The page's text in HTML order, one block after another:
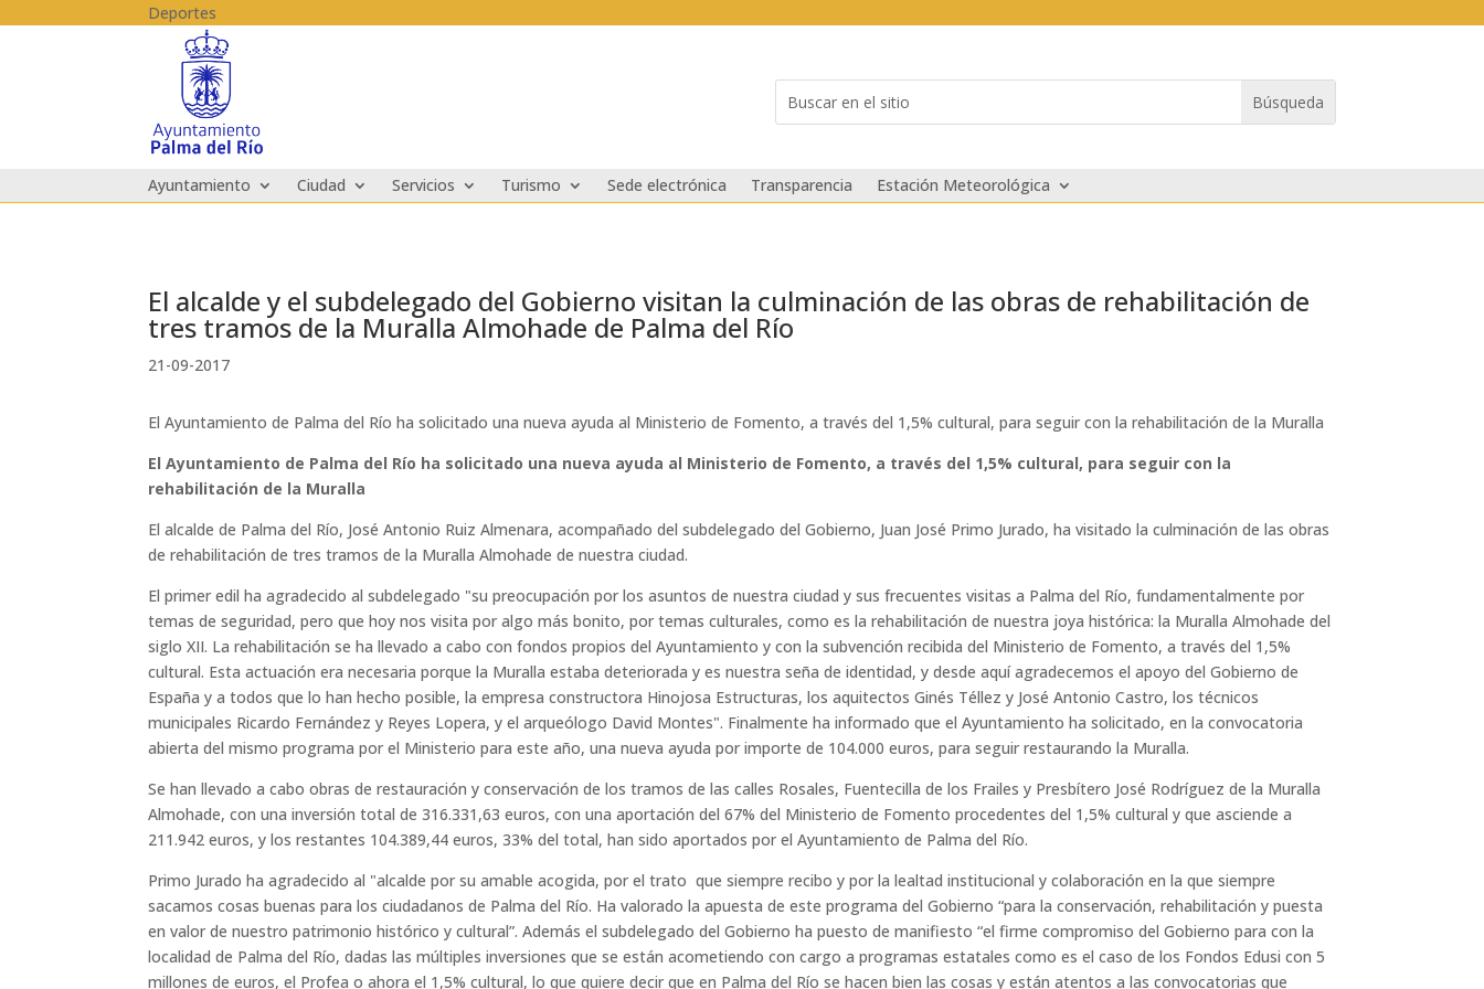
Deportes
for...
Ayuntamiento Ciudad Servicios Turismo Sede electrónica Transparencia Estación Meteorológica
El alcalde y el subdelegado del Gobierno visitan la culminación de las obras de rehabilitación de
tres tramos de la Muralla Almohade de Palma del Río
21-09-2017
El Ayuntamiento de Palma del Río ha solicitado una nueva ayuda al Ministerio de Fomento, a través del 1,5% cultural, para seguir con la rehabilitación de la Muralla
El Ayuntamiento de Palma del Río ha solicitado una nueva ayuda al Ministerio de Fomento, a través del 1,5% cultural, para seguir con la
rehabilitación de la Muralla
El alcalde de Palma del Río, José Antonio Ruiz Almenara, acompañado del subdelegado del Gobierno, Juan José Primo Jurado, ha visitado la culminación de las obras
de rehabilitación de tres tramos de la Muralla Almohade de nuestra ciudad.
El primer edil ha agradecido al subdelegado "su preocupación por los asuntos de nuestra ciudad y sus frecuentes visitas a Palma del Río, fundamentalmente por
temas de seguridad, pero que hoy nos visita por algo más bonito, por temas culturales, como es la rehabilitación de nuestra joya histórica: la Muralla Almohade del
siglo XII. La rehabilitación se ha llevado a cabo con fondos propios del Ayuntamiento y con la subvención recibida del Ministerio de Fomento, a través del 1,5%
cultural. Esta actuación era necesaria porque la Muralla estaba deteriorada y es nuestra seña de identidad, y desde aquí agradecemos el apoyo del Gobierno de
España y a todos que lo han hecho posible, la empresa constructora Hinojosa Estructuras, los aquitectos Ginés Téllez y José Antonio Castro, los técnicos
municipales Ricardo Fernández y Reyes Lopera, y el arqueólogo David Montes". Finalmente ha informado que el Ayuntamiento ha solicitado, en la convocatoria
abierta del mismo programa por el Ministerio para este año, una nueva ayuda por importe de 104.000 euros, para seguir restaurando la Muralla.
Se han llevado a cabo obras de restauración y conservación de los tramos de las calles Rosales, Fuentecilla de los Frailes y Presbítero José Rodríguez de la Muralla
Almohade, con una inversión total de 316.331,63 euros, con una aportación del 67% del Ministerio de Fomento procedentes del 1,5% cultural y que asciende a
211.942 euros, y los restantes 104.389,44 euros, 33% del total, han sido aportados por el Ayuntamiento de Palma del Río.
Primo Jurado ha agradecido al "alcalde por su amable acogida, por el trato que siempre recibo y por la lealtad institucional y colaboración en la que siempre
sacamos cosas buenas para los ciudadanos de Palma del Río. Ha valorado la apuesta de este programa del Gobierno “para la conservación, rehabilitación y puesta
en valor de nuestro patrimonio histórico y cultural”. Además el subdelegado del Gobierno ha puesto de manifiesto “el firme compromiso del Gobierno para con la
localidad de Palma del Río, dadas las múltiples inversiones que se están acometiendo con cargo a programas estatales como es el caso de los Fondos Edusi con 5
millones de euros, el Profea o ahora el 1,5% cultural, lo que quiere decir que en Palma del Río se hacen bien las cosas y están atentos a las convocatorias que